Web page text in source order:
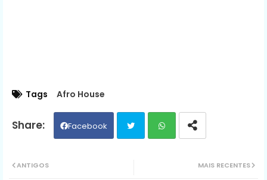
Tags Afro House
Facebook
MAIS RECENTES
ANTIGOS